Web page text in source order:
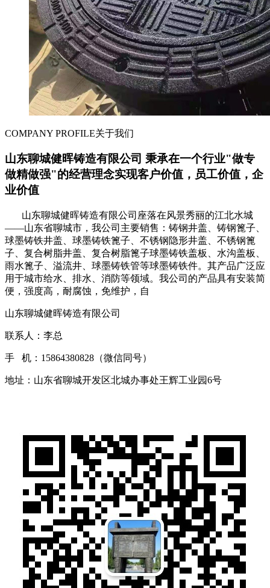
COMPANY PROFILE关于我们
山东聊城健晖铸造有限公司 秉承在一个行业"做专
做精做强"的经营理念实现客户价值，员工价值，企
业价值
山东聊城健晖铸造有限公司座落在风景秀丽的江北水城
——山东省聊城市，我公司主要销售：铸钢井盖、铸钢篦子、
球墨铸铁井盖、球墨铸铁篦子、不锈钢隐形井盖、不锈钢篦
子、复合树脂井盖、复合树脂篦子球墨铸铁盖板、水沟盖板、
雨水篦子、溢流井、球墨铸铁管等球墨铸铁件。其产品广泛应
用于城市给水、排水、消防等领域。我公司的产品具有安装简
便，强度高，耐腐蚀，免维护，自
山东聊城健晖铸造有限公司
联系人：李总
手 机：15864380828（微信同号）
地址：山东省聊城开发区北城办事处王辉工业园6号